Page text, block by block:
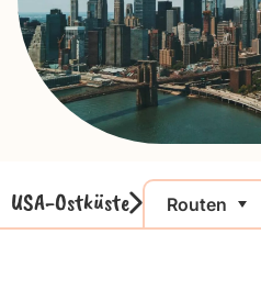
USA-Ostküste Routen